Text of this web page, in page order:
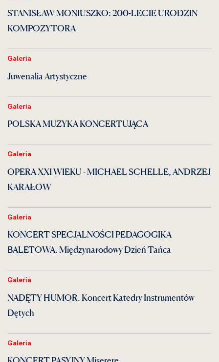
STANISŁAW MONIUSZKO: 200-LECIE URODZIN
KOMPOZYTORA
Galeria
Juwenalia Artystyczne
Galeria
POLSKA MUZYKA KONCERTUJĄCA
Galeria
OPERA XXI WIEKU - MICHAEL SCHELLE, ANDRZEJ
KARAŁOW
Galeria
KONCERT SPECJALNOŚCI PEDAGOGIKA
BALETOWA. Międzynarodowy Dzień Tańca
Galeria
NADĘTY HUMOR. Koncert Katedry Instrumentów
Dętych
Galeria